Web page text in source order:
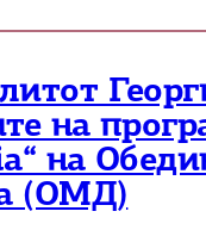
на
на
(ОМД)